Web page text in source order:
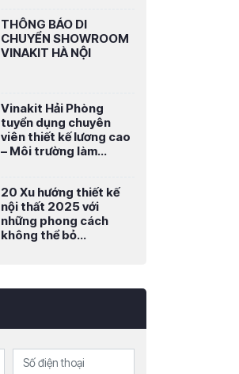
THÔNG BÁO DI
CHUYỂN SHOWROOM
VINAKIT HÀ NỘI
Vinakit Hải Phòng
tuyển dụng chuyên
viên thiết kế lương cao
– Môi trường làm...
20 Xu hướng thiết kế
nội thất 2025 với
những phong cách
không thể bỏ...